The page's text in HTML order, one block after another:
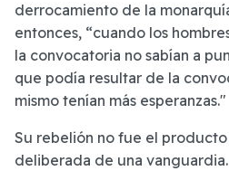
derrocamiento de la
entonces, “cuando los
la convocatoria no sabían a
que podía resultar de la
mismo tenían más esperanzas."
Su rebelión no fue el
deliberada de una